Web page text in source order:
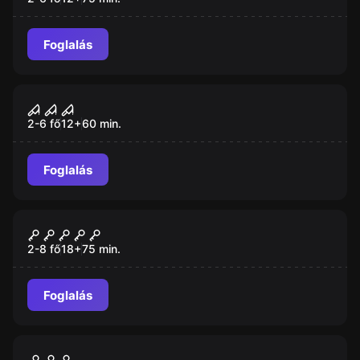
Foglalás
Pszichopata Gyilkos
2-6 fő12+60 min.
Foglalás
CSI Budapest – A hentes
2-8 fő18+75 min.
Foglalás